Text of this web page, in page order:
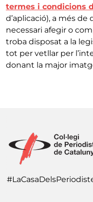
termes i condicions
d’aplicació), a més
necessari afegir o
troba disposat a la
tot per vetllar per
donant la major